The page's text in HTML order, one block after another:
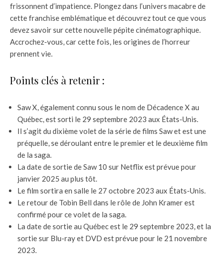
frissonnent d’impatience. Plongez dans l’univers macabre de
cette franchise emblématique et découvrez tout ce que vous
devez savoir sur cette nouvelle pépite cinématographique.
Accrochez-vous, car cette fois, les origines de l’horreur
prennent vie.
Points clés à retenir :
Saw X, également connu sous le nom de Décadence X au
Québec, est sorti le 29 septembre 2023 aux États-Unis.
Il s’agit du dixième volet de la série de films Saw et est une
préquelle, se déroulant entre le premier et le deuxième film
de la saga.
La date de sortie de Saw 10 sur Netflix est prévue pour
janvier 2025 au plus tôt.
Le film sortira en salle le 27 octobre 2023 aux États-Unis.
Le retour de Tobin Bell dans le rôle de John Kramer est
confirmé pour ce volet de la saga.
La date de sortie au Québec est le 29 septembre 2023, et la
sortie sur Blu-ray et DVD est prévue pour le 21 novembre
2023.